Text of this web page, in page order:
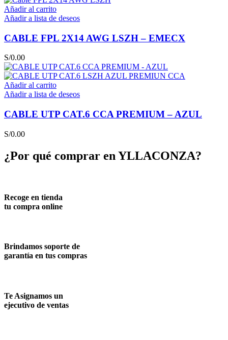
Añadir al carrito
Añadir a lista de deseos
CABLE FPL 2X14 AWG LSZH – EMECX
S/0.00
Añadir al carrito
Añadir a lista de deseos
CABLE UTP CAT.6 CCA PREMIUM – AZUL
S/0.00
¿Por qué comprar en YLLACONZA?
Recoge en tienda
tu compra online
Brindamos soporte de
garantía en tus compras
Te Asignamos un
ejecutivo de ventas